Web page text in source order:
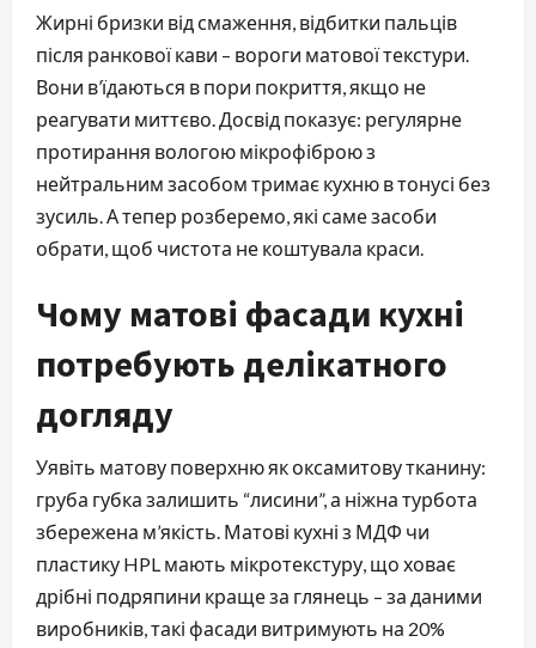
Жирні бризки від смаження, відбитки пальців
після ранкової кави – вороги матової текстури.
Вони в’їдаються в пори покриття, якщо не
реагувати миттєво. Досвід показує: регулярне
протирання вологою мікрофіброю з
нейтральним засобом тримає кухню в тонусі без
зусиль. А тепер розберемо, які саме засоби
обрати, щоб чистота не коштувала краси.
Чому матові фасади кухні
потребують делікатного
догляду
Уявіть матову поверхню як оксамитову тканину:
груба губка залишить “лисини”, а ніжна турбота
збережена м’якість. Матові кухні з МДФ чи
пластику HPL мають мікротекстуру, що ховає
дрібні подряпини краще за глянець – за даними
виробників, такі фасади витримують на 20%